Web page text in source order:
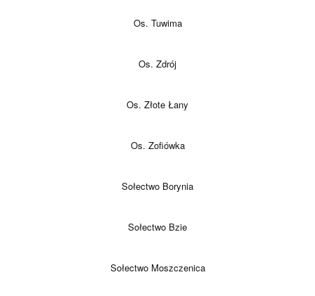
Os. Tuwima
Os. Zdrój
Os. Złote Łany
Os. Zofiówka
Sołectwo Borynia
Sołectwo Bzie
Sołectwo Moszczenica